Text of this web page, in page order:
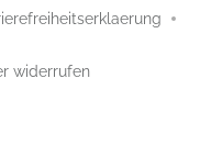
widerrufen